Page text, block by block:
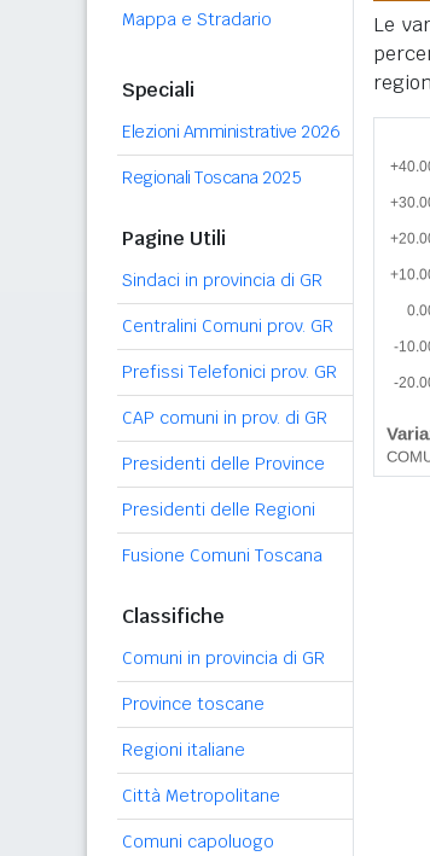
Mappa e Stradario
Speciali
Elezioni Amministrative 2026
Regionali Toscana 2025
Pagine Utili
Sindaci in provincia di GR
Centralini Comuni prov. GR
Prefissi Telefonici prov. GR
CAP comuni in prov. di GR
Presidenti delle Province
Presidenti delle Regioni
Fusione Comuni Toscana
Classifiche
Comuni in provincia di GR
Province toscane
Regioni italiane
Città Metropolitane
Comuni capoluogo
Le